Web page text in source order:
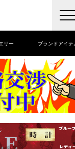
リー ブランドアイテ